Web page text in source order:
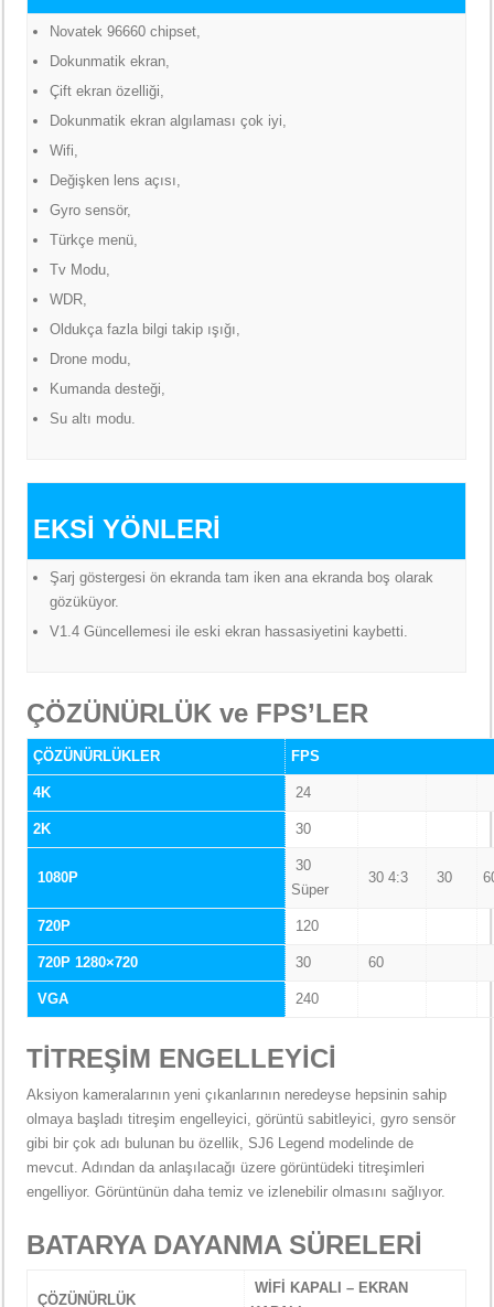
Novatek 96660 chipset,
Dokunmatik ekran,
Çift ekran özelliği,
Dokunmatik ekran algılaması çok iyi,
Wifi,
Değişken lens açısı,
Gyro sensör,
Türkçe menü,
Tv Modu,
WDR,
Oldukça fazla bilgi takip ışığı,
Drone modu,
Kumanda desteği,
Su altı modu.
EKSİ YÖNLERİ
Şarj göstergesi ön ekranda tam iken ana ekranda boş olarak
gözüküyor.
V1.4 Güncellemesi ile eski ekran hassasiyetini kaybetti.
ÇÖZÜNÜRLÜK ve FPS’LER
ÇÖZÜNÜRLÜKLER FPS
4K 24
2K 30
1080P
30
Süper
30 4:3 30
720P 120
720P 1280×720 30 60
VGA 240
TİTREŞİM ENGELLEYİCİ
Aksiyon kameralarının yeni çıkanlarının neredeyse hepsinin sahip
olmaya başladı titreşim engelleyici, görüntü sabitleyici, gyro sensör
gibi bir çok adı bulunan bu özellik, SJ6 Legend modelinde de
mevcut. Adından da anlaşılacağı üzere görüntüdeki titreşimleri
engelliyor. Görüntünün daha temiz ve izlenebilir olmasını sağlıyor.
BATARYA DAYANMA SÜRELERİ
ÇÖZÜNÜRLÜK
WİFİ KAPALI – EKRAN